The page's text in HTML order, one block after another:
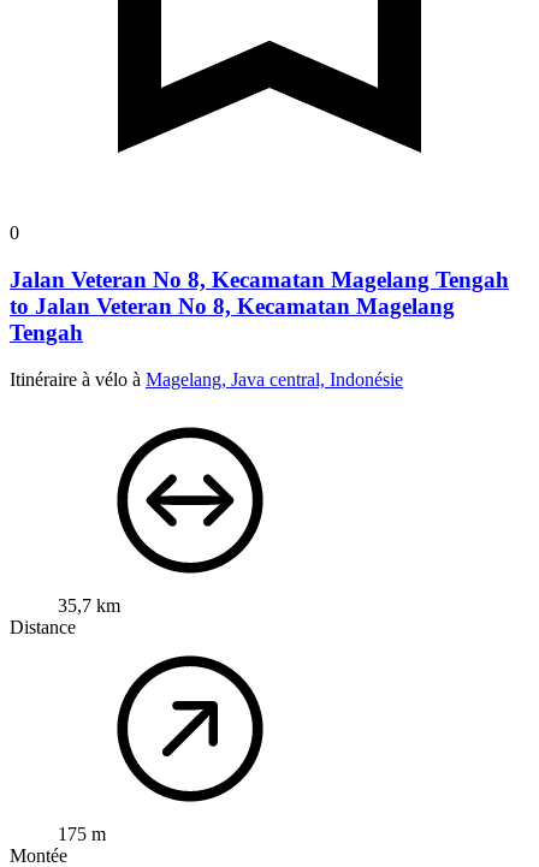
0
Jalan Veteran No 8, Kecamatan Magelang Tengah
to Jalan Veteran No 8, Kecamatan Magelang
Tengah
Itinéraire à vélo à Magelang, Java central, Indonésie
35,7 km
Distance
175 m
Montée